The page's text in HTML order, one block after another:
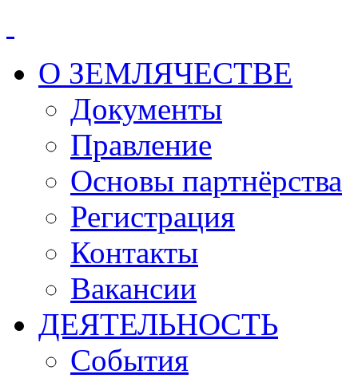
О ЗЕМЛЯЧЕСТВЕ
Документы
Правление
Основы партнёрства
Регистрация
Контакты
Вакансии
ДЕЯТЕЛЬНОСТЬ
События